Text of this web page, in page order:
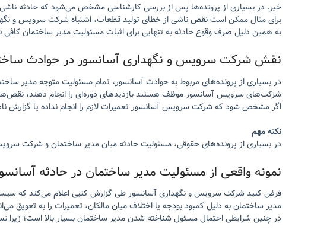
خیر. در بسیاری از پرونده‌ها پس از بررسی کارشناسی مشخص می‌شود که حادثه ناشی
برای مثال ممکن است نقص ناشی از خطای تولید قطعات، اشتباه شرکت سرویس و
به همین دلیل صرف وقوع حادثه به تنهایی برای اثبات مسئولیت مدیر ساختمان
نقش شرکت سرویس و نگهداری آسانسور در حوادث
در بسیاری از پرونده‌های مربوط به حوادث آسانسور، تمام مسئولیت متوجه مدیر
شرکت‌های سرویس آسانسور موظف هستند بازدیدهای دوره‌ای را انجام دهند، نقص‌های
اگر مشخص شود که شرکت سرویس آسانسور تعمیرات لازم را انجام نداده یا گزارش
نکته مهم
در بسیاری از پرونده‌های حقوقی، مسئولیت حادثه میان مدیر ساختمان و شرکت
نمونه واقعی از مسئولیت مدیر ساختمان در حادثه
فرض کنید شرکت سرویس و نگهداری آسانسور طی گزارش کتبی اعلام می‌کند که سیستم
مدیر ساختمان به دلیل کمبود بودجه یا اختلاف میان مالکان، تعمیرات را به
در چنین شرایطی احتمال مسئول شناخته شدن مدیر ساختمان بسیار بالا است؛ زیرا